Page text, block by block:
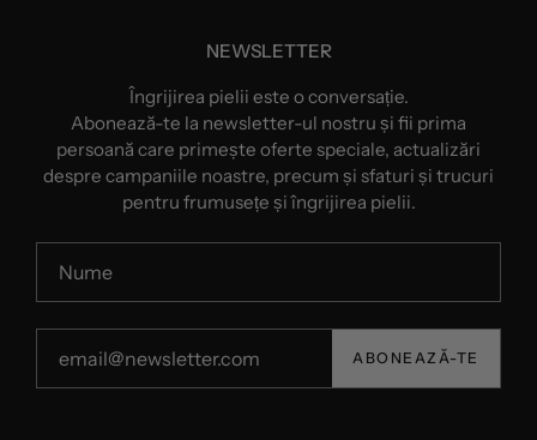
NEWSLETTER
Îngrijirea pielii este o conversație.
Abonează-te la newsletter-ul nostru și fii prima
persoană care primește oferte speciale, actualizări
despre campaniile noastre, precum și sfaturi și trucuri
pentru frumusețe și îngrijirea pielii.
ABONEAZĂ-TE